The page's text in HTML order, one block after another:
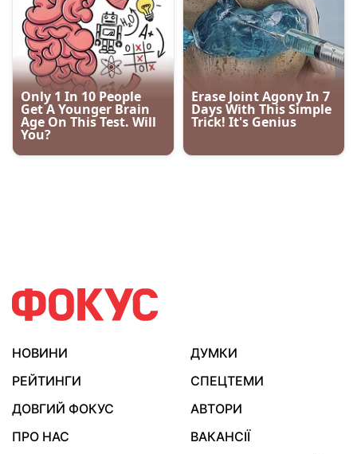
НОВИНИ
ДУМКИ
РЕЙТИНГИ
СПЕЦТЕМИ
ДОВГИЙ ФОКУС
АВТОРИ
ПРО НАС
ВАКАНСІЇ